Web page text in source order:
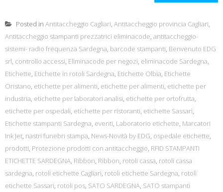
Posted in Antitaccheggio Cagliari, Antitaccheggio provincia Cagliari,
Antitaccheggio stampanti prezzatrici eliminacode, antitaccheggio-
sistemi- radio frequenza Sardegna, barcode stampanti, Benvenuto EDG
srl, controllo accessi, Eliminacode per negozi, eliminacode Sardegna,
Etichette, Etichette in rotoli Sardegna, Etichette Olbia, Etichette
Oristano, etichette per alimenti, etichette per alimenti, etichette per
industria, etichette per laboratori analisi, etichette per ortofrutta,
etichette per ospedali, etichette per ristoranti, etichette Sassari,
Etichette stampanti Sardegna, eventi, Laboratorio etichette, Marcatori
Ink Jet, nastri funebri stampa, News-Novità by EDG, ospedale etichette,
prodotti, Protezione prodotti con antitaccheggio, RFID STAMPANTI
ETICHETTE SARDEGNA, Ribbon, Ribbon, rotoli cassa, rotoli cassa
sardegna, rotoli etichette Cagliari, rotoli etichette Sardegna, rotoli
etichette Sassari, rotoli pos, SATO SARDEGNA, SATO stampanti